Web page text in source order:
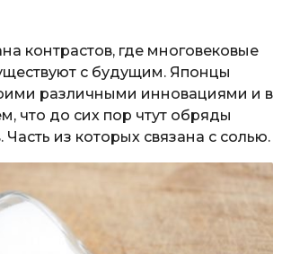
контрастов, где многовековые
с будущим. Японцы
различными инновациями и в
что до сих пор чтут обряды
Часть из которых связана с солью.